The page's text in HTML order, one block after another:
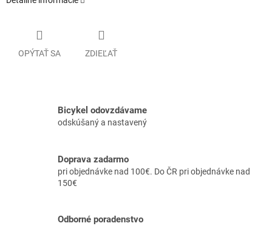
OPÝTAŤ SA ZDIEĽAŤ
Bicykel odovzdávame
odskúšaný a nastavený
Doprava zadarmo
pri objednávke nad 100€. Do ČR pri objednávke nad
150€
Odborné poradenstvo